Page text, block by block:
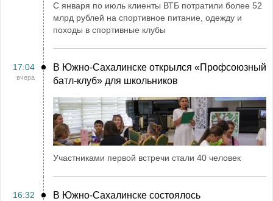
С января по июль клиенты ВТБ потратили более 52
млрд рублей на спортивное питание, одежду и
походы в спортивные клубы
17:04
вчера
В Южно-Сахалинске открылся «Профсоюзный
батл-клуб» для школьников
Участниками первой встречи стали 40 человек
16:32
В Южно-Сахалинске состоялось